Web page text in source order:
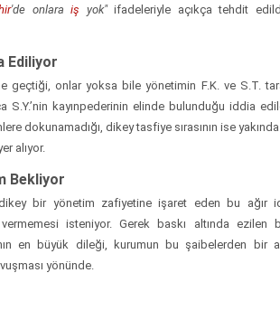
'de onlara iş yok"ifadeleriyle açıkça tehdit
Ediliyor
geçtiği, onlar yoksa bile yönetimin F.K. ve S.T.
kayınpederinin elinde bulunduğu iddia
dokunamadığı, dikey tasfiye sırasının ise yakında
alıyor.
Bekliyor
bir yönetim zafiyetine işaret eden bu ağır
isteniyor. Gerek baskı altında ezilen
en büyük dileği, kurumun bu şaibelerden bir
yönünde.